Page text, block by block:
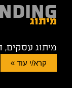
מיתוג
מיתוג עסקים,
קרא/י עוד »